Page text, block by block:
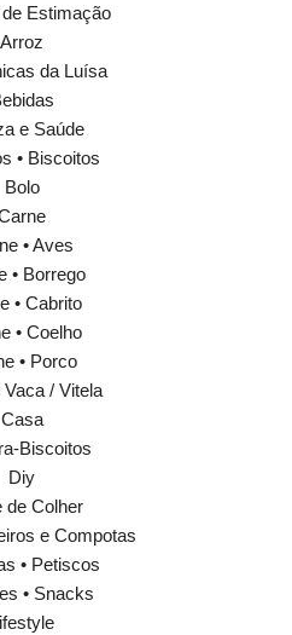
Estimação
Arroz
da Luísa
e Saúde
• Biscoitos
Bolo
• Aves
• Borrego
• Cabrito
• Coelho
• Porco
Vaca / Vitela
Casa
Biscoitos
Diy
de Colher
e Compotas
• Petiscos
• Snacks